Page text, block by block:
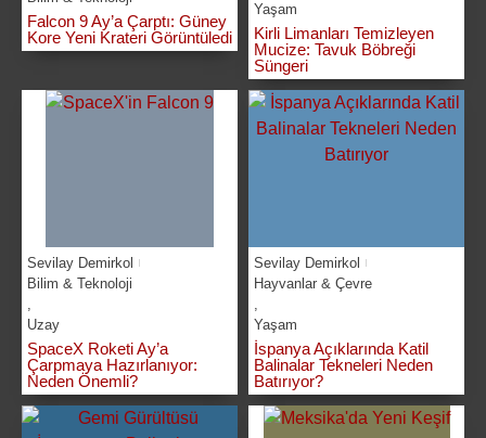
Falcon 9 Ay’a Çarptı: Güney
Kore Yeni Krateri Görüntüledi
Yaşam
Kirli Limanları Temizleyen
Mucize: Tavuk Böbreği
Süngeri
Sevilay Demirkol
Bilim & Teknoloji
,
Uzay
SpaceX Roketi Ay’a
Çarpmaya Hazırlanıyor:
Neden Önemli?
Sevilay Demirkol
Hayvanlar & Çevre
,
Yaşam
İspanya Açıklarında Katil
Balinalar Tekneleri Neden
Batırıyor?